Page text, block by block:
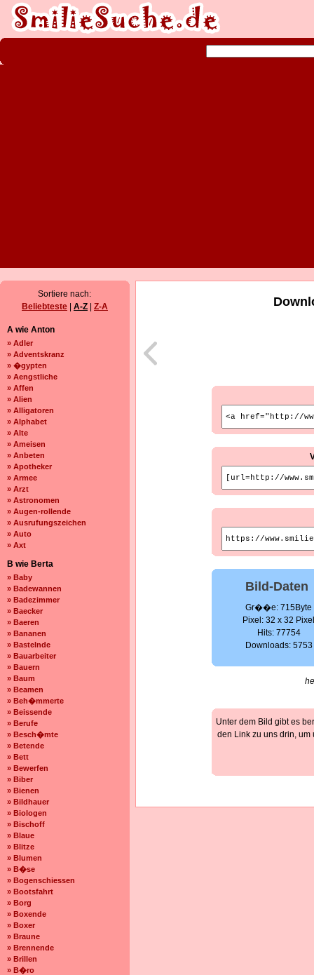
Sortiere nach:
Beliebteste
A-Z Z-A
A wie Anton
» Adler
» Adventskranz
» �gypten
» Aengstliche
» Affen
» Alien
» Alligatoren
» Alphabet
» Alte
» Ameisen
» Anbeten
» Apotheker
» Armee
» Arzt
» Astronomen
» Augen-rollende
» Ausrufungszeichen
» Auto
» Axt
B wie Berta
» Baby
» Badewannen
» Badezimmer
» Baecker
» Baeren
» Bananen
» Bastelnde
» Bauarbeiter
» Bauern
» Baum
» Beamen
» Beh�mmerte
» Beissende
» Berufe
» Besch�mte
» Betende
» Bett
» Bewerfen
» Biber
» Bienen
» Bildhauer
» Biologen
» Bischoff
» Blaue
» Blitze
» Blumen
» B�se
» Bogenschiessen
» Bootsfahrt
» Borg
» Boxende
» Boxer
» Braune
» Brennende
» Brillen
» B�ro
Bild-Daten
Gr��e: 715Byte
Pixel: 32 x 32
Hits: 77754
Downloads: 5753
Unter dem Bild gibt es
den Link zu uns drin,